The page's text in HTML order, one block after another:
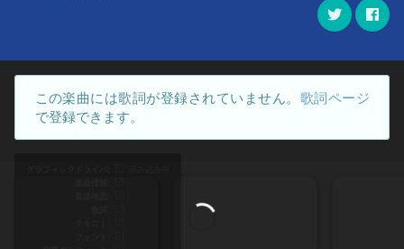
この楽曲には歌詞が登録されていません。 歌詞ページ
で登録できます。